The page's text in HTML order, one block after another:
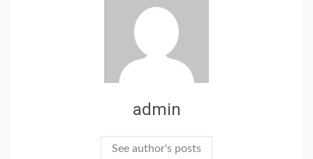
admin
See author's posts